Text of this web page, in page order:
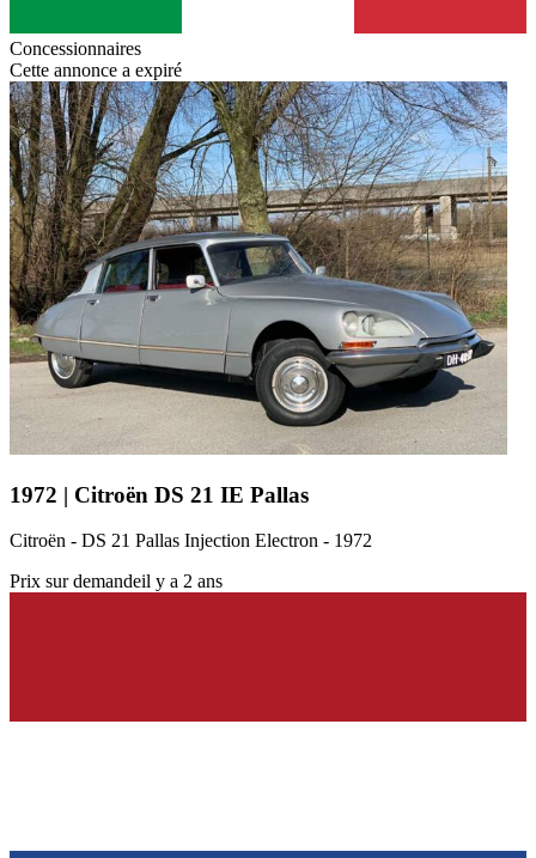
Concessionnaires
Cette annonce a expiré
1972 | Citroën DS 21 IE Pallas
Citroën - DS 21 Pallas Injection Electron - 1972
Prix sur demandeil y a 2 ans